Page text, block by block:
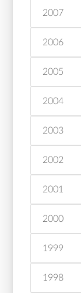
2007
2006
2005
2004
2003
2002
2001
2000
1999
1998